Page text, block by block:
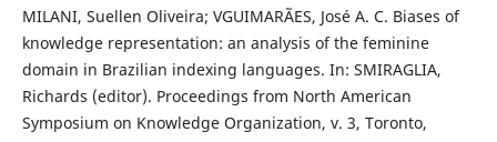
MILANI, Suellen Oliveira; VGUIMARÃES, José A. C. Biases of
knowledge representation: an analysis of the feminine
domain in Brazilian indexing languages. In: SMIRAGLIA,
Richards (editor). Proceedings from North American
Symposium on Knowledge Organization, v. 3, Toronto,